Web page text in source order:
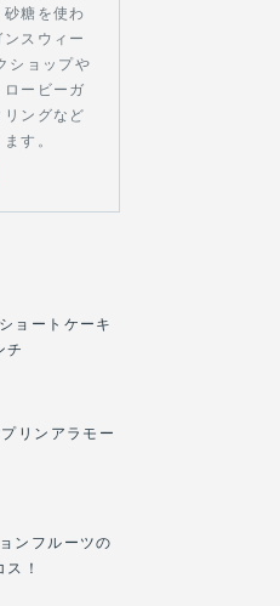
糖を使わ
スウィー
ショップや
ービーガ
ングなど
す。
ートケーキ
チ
リンアラモー
ンフルーツの
！